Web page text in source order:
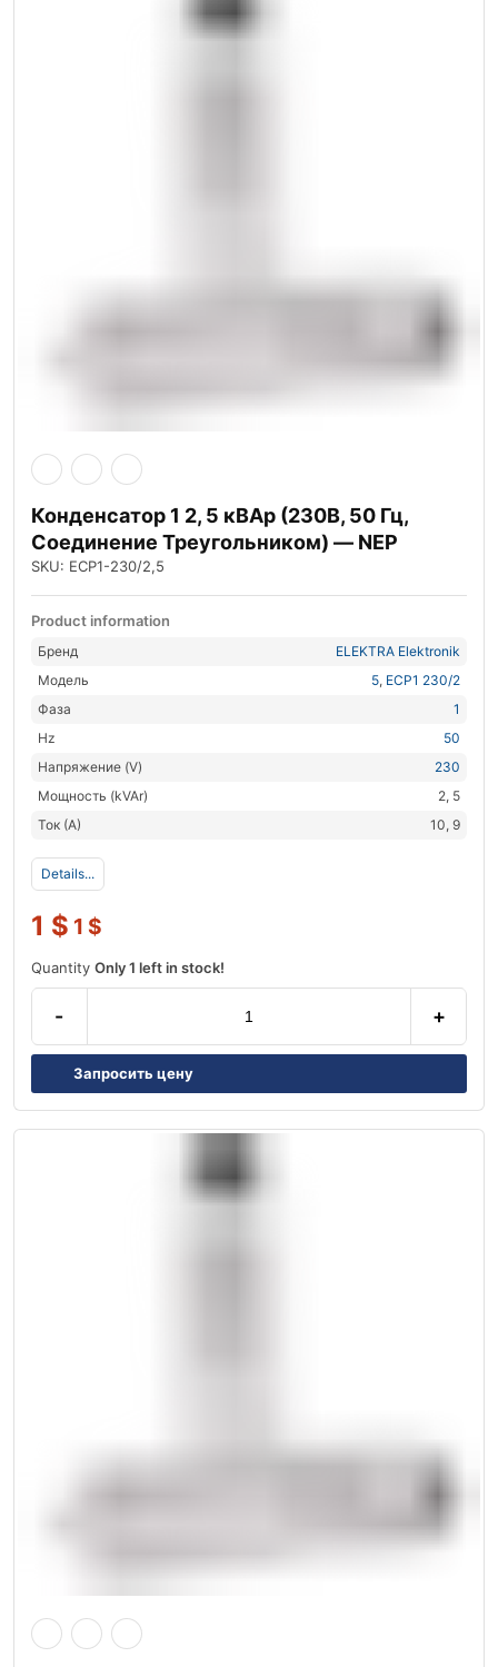
Конденсатор 1 2, 5 кВАр (230В, 50 Гц,
Соединение Треугольником) — NEP
SKU: ECP1-230/2,5
Product information
Бренд
ELEKTRA Elektronik
Модель
5, ECP1 230/2
Фаза
1
Hz
50
Напряжение (V)
230
Мощность (kVAr)
2, 5
Ток (А)
10, 9
Details...
1 $ 1 $
Quantity Only 1 left in stock!
- +
Запросить цену